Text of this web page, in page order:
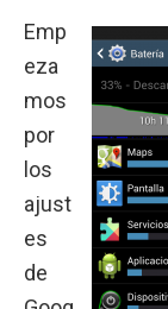
Emp
eza
mos
por
los
ajust
es
de